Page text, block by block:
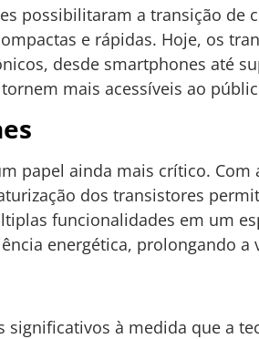
possibilitaram a transição de
e rápidas. Hoje, os
desde smartphones até
mais acessíveis ao
papel ainda mais crítico. Com
dos transistores
funcionalidades em um
energética, prolongando a
à medida que a